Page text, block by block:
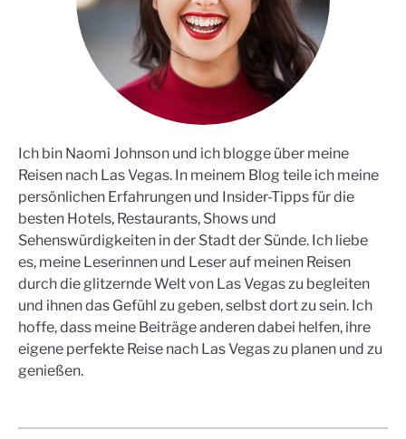
Ich bin Naomi Johnson und ich blogge über meine
Reisen nach Las Vegas. In meinem Blog teile ich meine
persönlichen Erfahrungen und Insider-Tipps für die
besten Hotels, Restaurants, Shows und
Sehenswürdigkeiten in der Stadt der Sünde. Ich liebe
es, meine Leserinnen und Leser auf meinen Reisen
durch die glitzernde Welt von Las Vegas zu begleiten
und ihnen das Gefühl zu geben, selbst dort zu sein. Ich
hoffe, dass meine Beiträge anderen dabei helfen, ihre
eigene perfekte Reise nach Las Vegas zu planen und zu
genießen.